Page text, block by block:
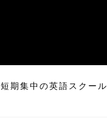
短期集中の英語スクール